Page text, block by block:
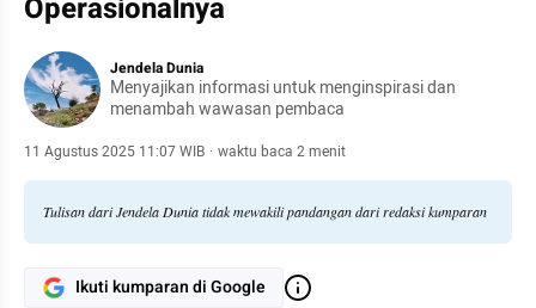
Operasionalnya
Jendela Dunia
Menyajikan informasi untuk menginspirasi dan
menambah wawasan pembaca
11 Agustus 2025 11:07 WIB · waktu baca 2 menit
Tulisan dari Jendela Dunia tidak mewakili pandangan dari redaksi kumparan
Ikuti kumparan di Google